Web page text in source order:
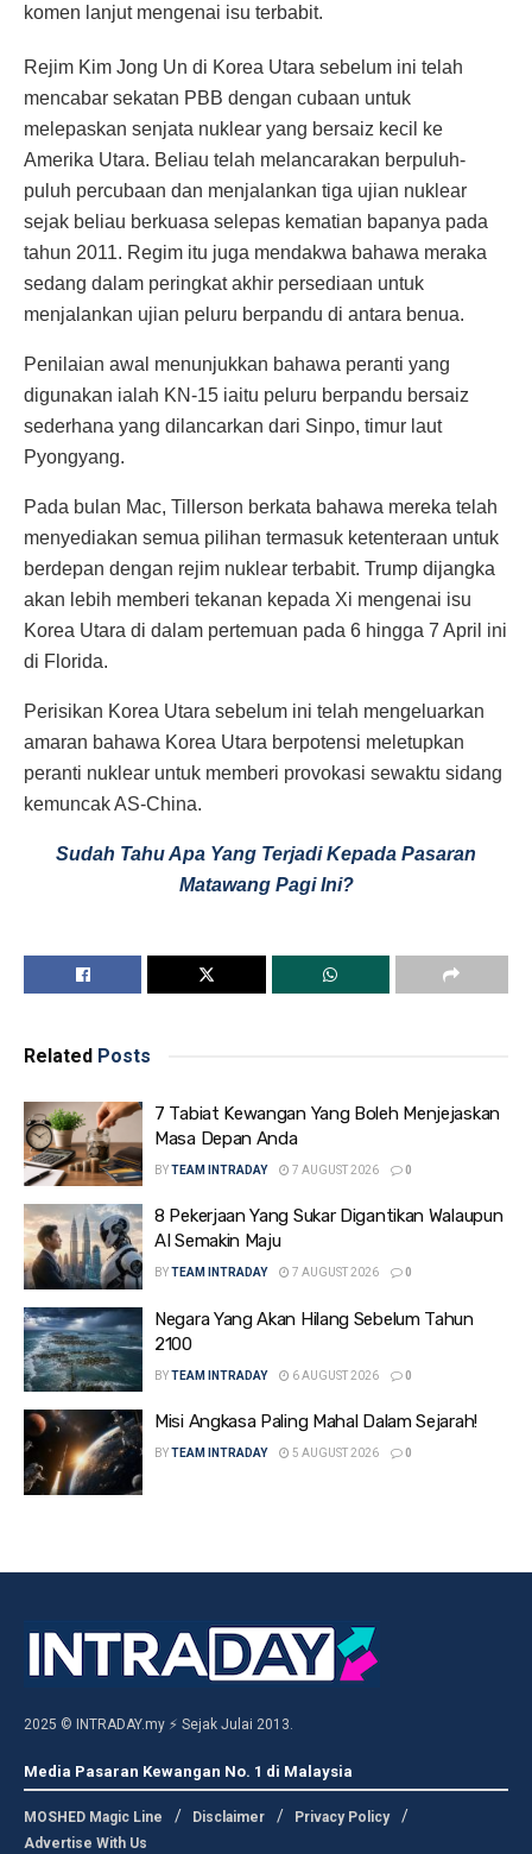
komen lanjut mengenai isu terbabit.
Rejim Kim Jong Un di Korea Utara sebelum ini telah
mencabar sekatan PBB dengan cubaan untuk
melepaskan senjata nuklear yang bersaiz kecil ke
Amerika Utara. Beliau telah melancarakan berpuluh-
puluh percubaan dan menjalankan tiga ujian nuklear
sejak beliau berkuasa selepas kematian bapanya pada
tahun 2011. Regim itu juga mendakwa bahawa meraka
sedang dalam peringkat akhir persediaan untuk
menjalankan ujian peluru berpandu di antara benua.
Penilaian awal menunjukkan bahawa peranti yang
digunakan ialah KN-15 iaitu peluru berpandu bersaiz
sederhana yang dilancarkan dari Sinpo, timur laut
Pyongyang.
Pada bulan Mac, Tillerson berkata bahawa mereka telah
menyediakan semua pilihan termasuk ketenteraan untuk
berdepan dengan rejim nuklear terbabit. Trump dijangka
akan lebih memberi tekanan kepada Xi mengenai isu
Korea Utara di dalam pertemuan pada 6 hingga 7 April ini
di Florida.
Perisikan Korea Utara sebelum ini telah mengeluarkan
amaran bahawa Korea Utara berpotensi meletupkan
peranti nuklear untuk memberi provokasi sewaktu sidang
kemuncak AS-China.
Sudah Tahu Apa Yang Terjadi Kepada Pasaran
Matawang Pagi Ini?
Related Posts
7 Tabiat Kewangan Yang Boleh Menjejaskan
Masa Depan Anda
BYTEAM INTRADAY 7 AUGUST 2026 0
8 Pekerjaan Yang Sukar Digantikan Walaupun
AI Semakin Maju
BYTEAM INTRADAY 7 AUGUST 2026 0
Negara Yang Akan Hilang Sebelum Tahun
2100
BYTEAM INTRADAY 6 AUGUST 2026 0
Misi Angkasa Paling Mahal Dalam Sejarah!
BYTEAM INTRADAY 5 AUGUST 2026 0
2025 © INTRADAY.my ⚡ Sejak Julai 2013.
Media Pasaran Kewangan No. 1 di Malaysia
MOSHED Magic Line Disclaimer
Privacy Policy
Advertise With Us